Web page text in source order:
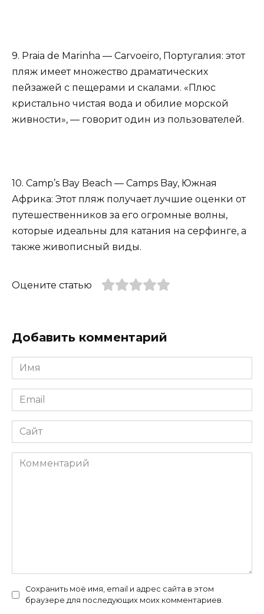
9. Praia de Marinha — Carvoeiro, Португалия: этот
пляж имеет множество драматических
пейзажей с пещерами и скалами. «Плюс
кристально чистая вода и обилие морской
живности», — говорит один из пользователей.
10. Camp’s Bay Beach — Camps Bay, Южная
Африка: Этот пляж получает лучшие оценки от
путешественников за его огромные волны,
которые идеальны для катания на серфинге, а
также живописный виды.
Оцените статью
Добавить комментарий
Имя
*
Email
*
Сайт
Комментарий
Сохранить моё имя, email и адрес сайта в этом
браузере для последующих моих комментариев.